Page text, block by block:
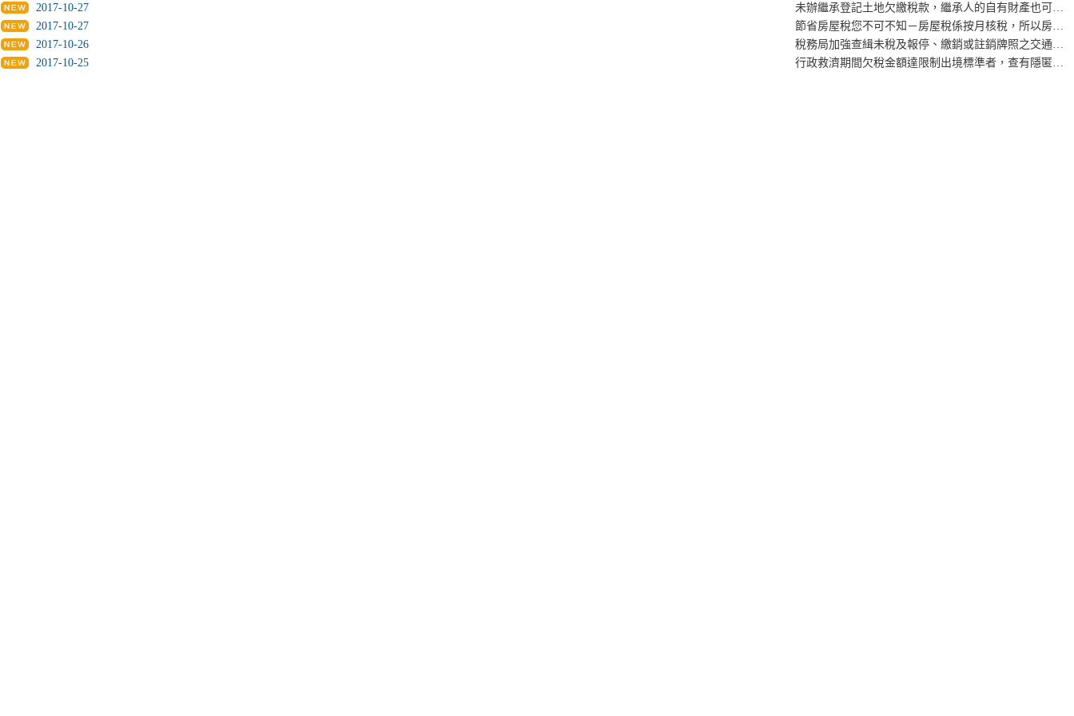
未辦繼承登記土地欠繳稅款，繼承人的自有財產也可能被強制執行
2017-10-27
節省房屋稅您不可不知－房屋稅係按月核稅，所以房屋拆除記得要申報註銷房屋稅稅籍
2017-10-27
稅務局加強查緝未稅及報停、繳銷或註銷牌照之交通工具使用公共道路違章作業
2017-10-26
行政救濟期間欠稅金額達限制出境標準者，查有隱匿、處分財產欲規避稅款之納稅義務人，仍可限制出境
2017-10-25